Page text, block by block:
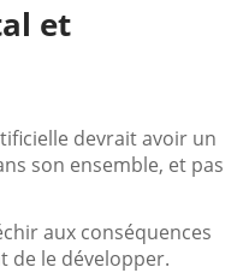
et
devrait avoir un
son ensemble, et pas
aux conséquences
de le développer.